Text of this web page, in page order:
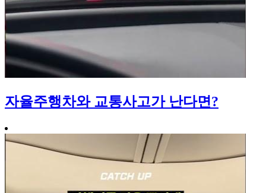
자율주행차와 교통사고가 난다면?